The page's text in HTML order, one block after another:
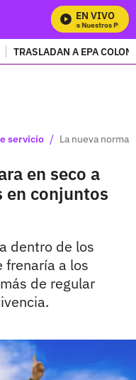
EN VIVO
Mira Todos Nuestros
TRASLADAN A EPA
servicio / La nueva norma
en seco a
en conjuntos
dentro de los
frenaría a los
de regular